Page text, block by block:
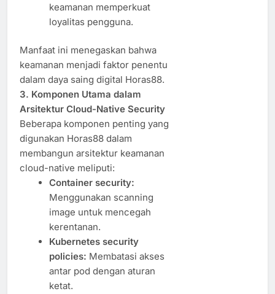
keamanan memperkuat
loyalitas pengguna.
Manfaat ini menegaskan bahwa
keamanan menjadi faktor penentu
dalam daya saing digital Horas88.
3. Komponen Utama dalam
Arsitektur Cloud-Native Security
Beberapa komponen penting yang
digunakan Horas88 dalam
membangun arsitektur keamanan
cloud-native meliputi:
Container security:
Menggunakan scanning
image untuk mencegah
kerentanan.
Kubernetes security
policies: Membatasi akses
antar pod dengan aturan
ketat.